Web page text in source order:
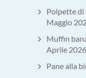
Polpette di
Maggio
Muffin
Aprile 2026
Pane alla